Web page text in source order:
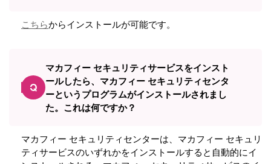
こちらからインストールが可能です。
Q
マカフィー セキュリティサービスをインスト
ールしたら、マカフィー セキュリティセンタ
ーというプログラムがインストールされまし
た。これは何ですか？
マカフィー セキュリティセンターは、マカフィー セキュリ
ティサービスのいずれかをインストールすると自動的にイ